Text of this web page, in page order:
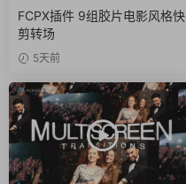
噪点
FCPX插件 9组胶片电影风格快
剪转场
5天前